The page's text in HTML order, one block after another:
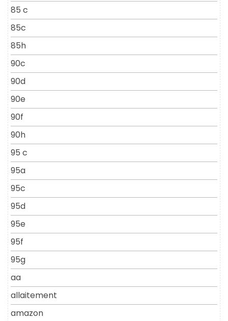
85 c
85c
85h
90c
90d
90e
90f
90h
95 c
95a
95c
95d
95e
95f
95g
aa
allaitement
amazon